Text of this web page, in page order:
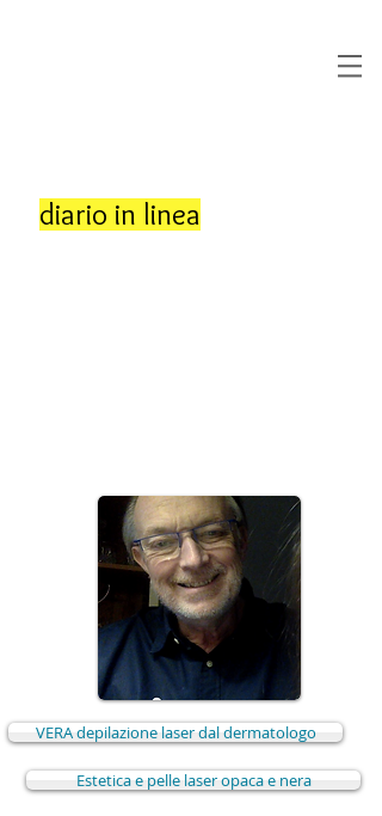
diario in linea
VERA depilazione laser dal dermatologo
Estetica e pelle laser opaca e nera